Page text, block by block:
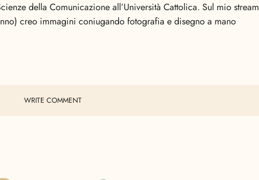
della Comunicazione all’Università Cattolica. Sul mio stream
creo immagini coniugando fotografia e disegno a mano
WRITE COMMENT